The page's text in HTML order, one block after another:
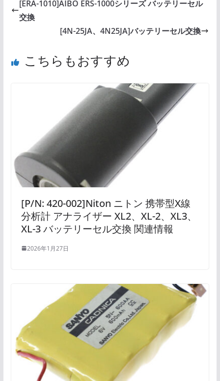
[ERA-1010]AIBO ERS-1000シリーズ バッテリーセル
交換
[4N-25JA、4N25JA]バッテリーセル交換
こちらもおすすめ
[P/N: 420-002]Niton ニトン 携帯型X線
分析計 アナライザー XL2、XL-2、XL3、
XL-3 バッテリーセル交換 関連情報
2026年1月27日